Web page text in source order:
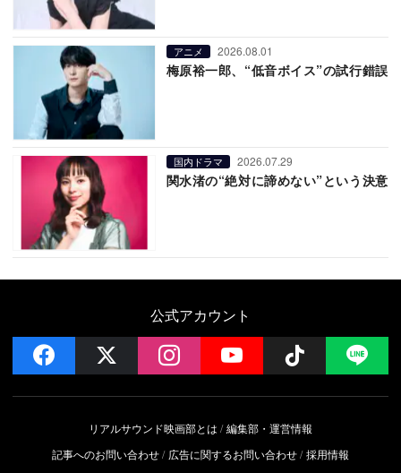
アニメ 2026.08.01
梅原裕一郎、“低音ボイス”の試行錯誤
国内ドラマ 2026.07.29
関水渚の“絶対に諦めない”という決意
公式アカウント
facebook instagramYouTube Follow
リアルサウンド映画部とは
編集部・運営情報
記事へのお問い合わせ
広告に関するお問い合わせ 採用情報